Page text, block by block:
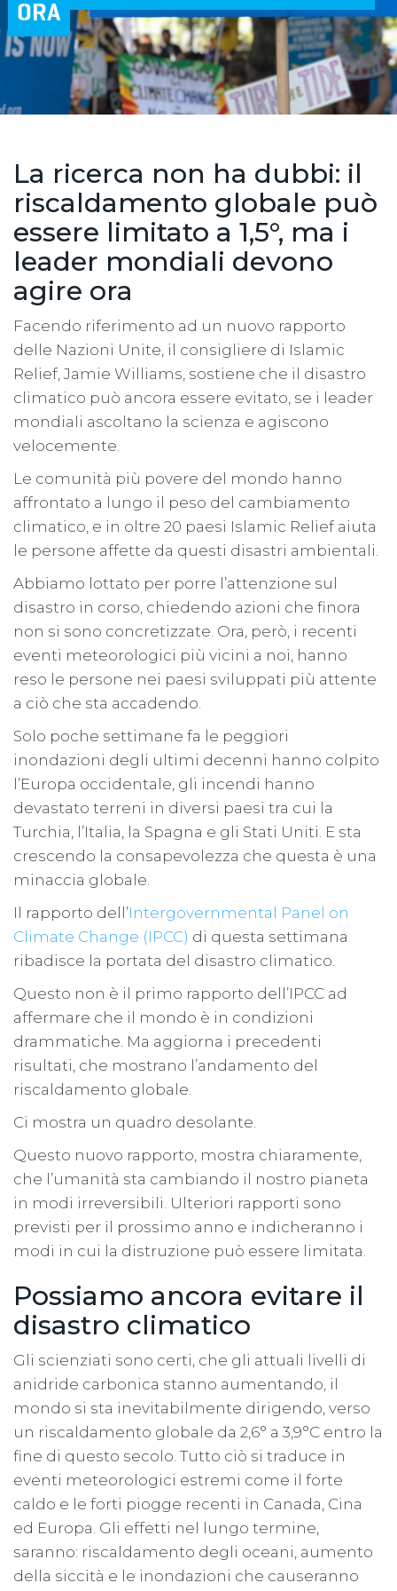
ORA
La ricerca non ha dubbi: il
riscaldamento globale può
essere limitato a 1,5°, ma i
leader mondiali devono
agire ora
Facendo riferimento ad un nuovo rapporto
delle Nazioni Unite, il consigliere di Islamic
Relief, Jamie Williams, sostiene che il disastro
climatico può ancora essere evitato, se i leader
mondiali ascoltano la scienza e agiscono
velocemente.
Le comunità più povere del mondo hanno
affrontato a lungo il peso del cambiamento
climatico, e in oltre 20 paesi Islamic Relief aiuta
le persone affette da questi disastri ambientali.
Abbiamo lottato per porre l’attenzione sul
disastro in corso, chiedendo azioni che finora
non si sono concretizzate. Ora, però, i recenti
eventi meteorologici più vicini a noi, hanno
reso le persone nei paesi sviluppati più attente
a ciò che sta accadendo.
Solo poche settimane fa le peggiori
inondazioni degli ultimi decenni hanno colpito
l’Europa occidentale, gli incendi hanno
devastato terreni in diversi paesi tra cui la
Turchia, l’Italia, la Spagna e gli Stati Uniti. E sta
crescendo la consapevolezza che questa è una
minaccia globale.
Il rapporto dell’Intergovernmental Panel on
Climate Change (IPCC) di questa settimana
ribadisce la portata del disastro climatico.
Questo non è il primo rapporto dell’IPCC ad
affermare che il mondo è in condizioni
drammatiche. Ma aggiorna i precedenti
risultati, che mostrano l’andamento del
riscaldamento globale.
Ci mostra un quadro desolante.
Questo nuovo rapporto, mostra chiaramente,
che l’umanità sta cambiando il nostro pianeta
in modi irreversibili. Ulteriori rapporti sono
previsti per il ​​prossimo anno e indicheranno i
modi in cui la distruzione può essere limitata.
Possiamo ancora evitare il
disastro climatico
Gli scienziati sono certi, che gli attuali livelli di
anidride carbonica stanno aumentando, il
mondo si sta inevitabilmente dirigendo, verso
un riscaldamento globale da 2,6° a 3,9°C entro la
fine di questo secolo. Tutto ciò si traduce in
eventi meteorologici estremi come il forte
caldo e le forti piogge recenti in Canada, Cina
ed Europa. Gli effetti nel lungo termine,
saranno: riscaldamento degli oceani, aumento
della siccità e le inondazioni che causeranno